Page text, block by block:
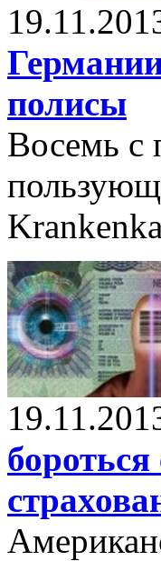
полисы
Восемь с